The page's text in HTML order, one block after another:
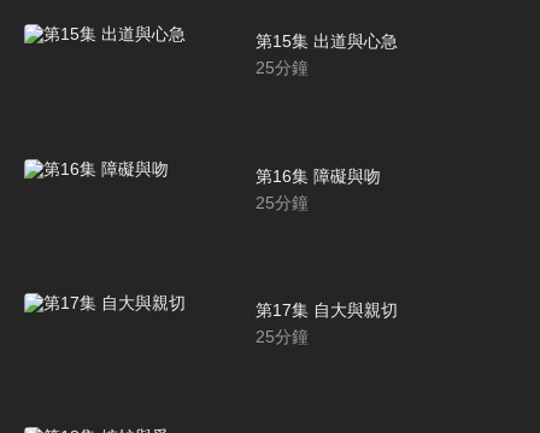
第15集 出道與心急
25分鐘
第16集 障礙與吻
25分鐘
第17集 自大與親切
25分鐘